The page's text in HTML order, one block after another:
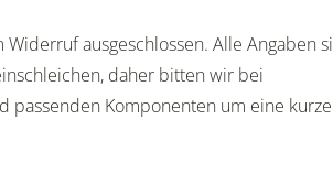
ausgeschlossen. Alle Angaben
daher bitten wir bei
passenden Komponenten um eine kurze